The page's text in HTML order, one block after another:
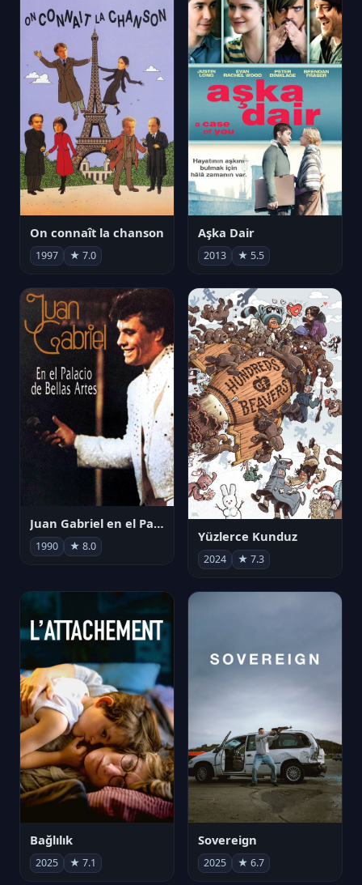
On connaît la chanson
1997 ★ 7.0
Aşka Dair
2013 ★ 5.5
Juan Gabriel en el Palacio de Bellas Artes
1990 ★ 8.0
Yüzlerce Kunduz
2024 ★ 7.3
Bağlılık
2025 ★ 7.1
Sovereign
2025 ★ 6.7